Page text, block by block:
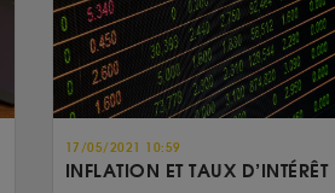
17/05/2021 10:59
INFLATION ET TAUX D’INTÉRÊT